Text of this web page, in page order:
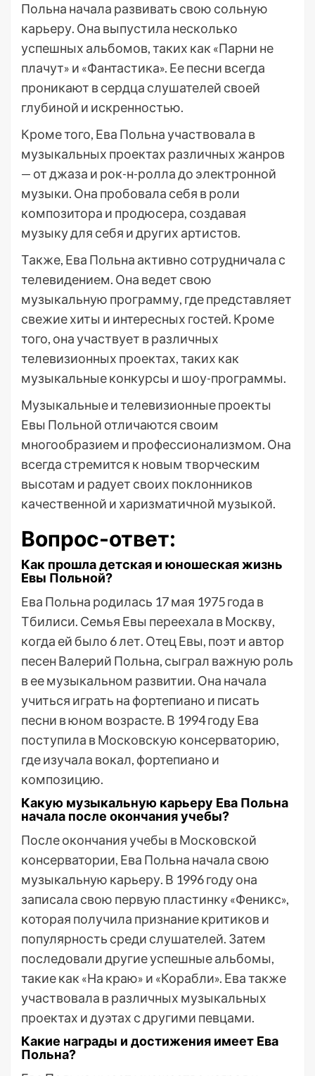
Польна начала развивать свою сольную
карьеру. Она выпустила несколько
успешных альбомов, таких как «Парни не
плачут» и «Фантастика». Ее песни всегда
проникают в сердца слушателей своей
глубиной и искренностью.
Кроме того, Ева Польна участвовала в
музыкальных проектах различных жанров
— от джаза и рок-н-ролла до электронной
музыки. Она пробовала себя в роли
композитора и продюсера, создавая
музыку для себя и других артистов.
Также, Ева Польна активно сотрудничала с
телевидением. Она ведет свою
музыкальную программу, где представляет
свежие хиты и интересных гостей. Кроме
того, она участвует в различных
телевизионных проектах, таких как
музыкальные конкурсы и шоу-программы.
Музыкальные и телевизионные проекты
Евы Польной отличаются своим
многообразием и профессионализмом. Она
всегда стремится к новым творческим
высотам и радует своих поклонников
качественной и харизматичной музыкой.
Вопрос-ответ:
Как прошла детская и юношеская жизнь
Евы Польной?
Ева Польна родилась 17 мая 1975 года в
Тбилиси. Семья Евы переехала в Москву,
когда ей было 6 лет. Отец Евы, поэт и автор
песен Валерий Польна, сыграл важную роль
в ее музыкальном развитии. Она начала
учиться играть на фортепиано и писать
песни в юном возрасте. В 1994 году Ева
поступила в Московскую консерваторию,
где изучала вокал, фортепиано и
композицию.
Какую музыкальную карьеру Ева Польна
начала после окончания учебы?
После окончания учебы в Московской
консерватории, Ева Польна начала свою
музыкальную карьеру. В 1996 году она
записала свою первую пластинку «Феникс»,
которая получила признание критиков и
популярность среди слушателей. Затем
последовали другие успешные альбомы,
такие как «На краю» и «Корабли». Ева также
участвовала в различных музыкальных
проектах и дуэтах с другими певцами.
Какие награды и достижения имеет Ева
Польна?